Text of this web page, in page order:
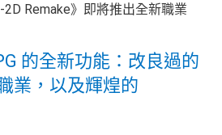
的全新功能：改良過的
業，以及輝煌的